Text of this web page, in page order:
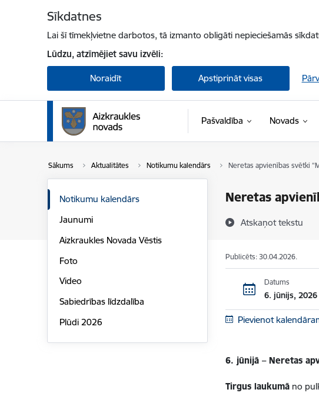
Sīkdatnes
Lai šī tīmekļvietne darbotos, tā izmanto obligāti nepieciešamās
Lūdzu, atzīmējiet savu izvēli:
Noraidīt Apstiprināt visas
Pašvaldība Novads
Sākums Aktualitātes Notikumu kalendārs Neretas apvienības svētki
Neretas
Atskaņot tekstu
Notikumu kalendārs
Jaunumi
Aizkraukles Novada Vēstis
Foto
Video
Sabiedrības līdzdalība
Plūdi 2026
Publicēts: 30.04.2026.
Datums
6. jūnijs, 2026
Pievienot
6. jūnijā – Neretas
Tirgus laukumā no